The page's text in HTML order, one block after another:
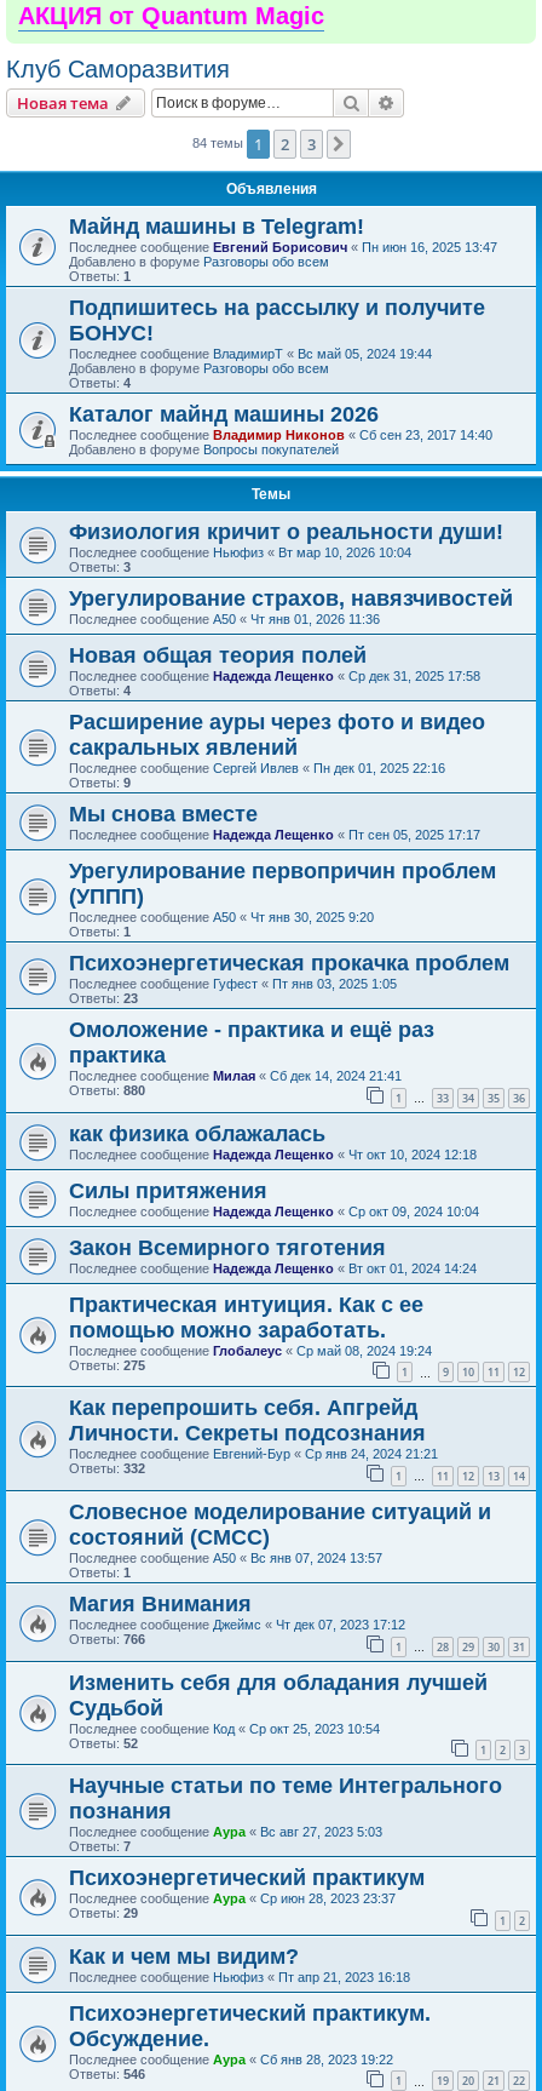
АКЦИЯ от Quantum Magic
Клуб Саморазвития
Новая тема Поиск
84 темы 1 2 3
Объявления
Майнд машины в Telegram!
Последнее сообщение Евгений Борисович « Пн июн 16, 2025 13:47
Добавлено в форуме Разговоры обо всем
Ответы: 1
Подпишитесь на рассылку и получите
БОНУС!
Последнее сообщение ВладимирТ « Вс май 05, 2024 19:44
Добавлено в форуме Разговоры обо всем
Ответы: 4
Каталог майнд машины 2026
Последнее сообщение Владимир Никонов « Сб сен 23, 2017 14:40
Добавлено в форуме Вопросы покупателей
Темы
Физиология кричит о реальности души!
Последнее сообщение Ньюфиз « Вт мар 10, 2026 10:04
Ответы: 3
Урегулирование страхов, навязчивостей
Последнее сообщение А50 « Чт янв 01, 2026 11:36
Новая общая теория полей
Последнее сообщение Надежда Лещенко « Ср дек 31, 2025 17:58
Ответы: 4
Расширение ауры через фото и видео
сакральных явлений
Последнее сообщение Сергей Ивлев « Пн дек 01, 2025 22:16
Ответы: 9
Мы снова вместе
Последнее сообщение Надежда Лещенко « Пт сен 05, 2025 17:17
Урегулирование первопричин проблем
(УППП)
Последнее сообщение А50 « Чт янв 30, 2025 9:20
Ответы: 1
Психоэнергетическая прокачка проблем
Последнее сообщение Гуфест « Пт янв 03, 2025 1:05
Ответы: 23
Омоложение - практика и ещё раз
практика
Последнее сообщение Милая « Сб дек 14, 2024 21:41
Ответы: 880 1 … 33 34 35 36
как физика облажалась
Последнее сообщение Надежда Лещенко « Чт окт 10, 2024 12:18
Силы притяжения
Последнее сообщение Надежда Лещенко « Ср окт 09, 2024 10:04
Закон Всемирного тяготения
Последнее сообщение Надежда Лещенко « Вт окт 01, 2024 14:24
Практическая интуиция. Как с ее
помощью можно заработать.
Последнее сообщение Глобалеус « Ср май 08, 2024 19:24
Ответы: 275 1 9 10 11 12
Как перепрошить себя. Апгрейд
Личности. Секреты подсознания
Последнее сообщение Евгений-Бур « Ср янв 24, 2024 21:21
Ответы: 332 1 … 11 12 13 14
Словесное моделирование ситуаций и
состояний (СМСС)
Последнее сообщение А50 « Вс янв 07, 2024 13:57
Ответы: 1
Магия Внимания
Последнее сообщение Джеймс « Чт дек 07, 2023 17:12
Ответы: 766 1 … 28 29 30 31
Изменить себя для обладания лучшей
Судьбой
Последнее сообщение Код « Ср окт 25, 2023 10:54
Ответы: 52 1 2 3
Научные статьи по теме Интегрального
познания
Последнее сообщение Аура « Вс авг 27, 2023 5:03
Ответы: 7
Психоэнергетический практикум
Последнее сообщение Аура « Ср июн 28, 2023 23:37
Ответы: 29 1 2
Как и чем мы видим?
Последнее сообщение Ньюфиз « Пт апр 21, 2023 16:18
Психоэнергетический практикум.
Обсуждение.
Последнее сообщение Аура « Сб янв 28, 2023 19:22
Ответы: 546 1 19 20 21 22